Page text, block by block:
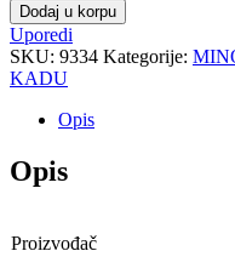
Dodaj u korpu
Uporedi
SKU: 9334 Kategorije:
KADU
Opis
Opis
Proizvođač